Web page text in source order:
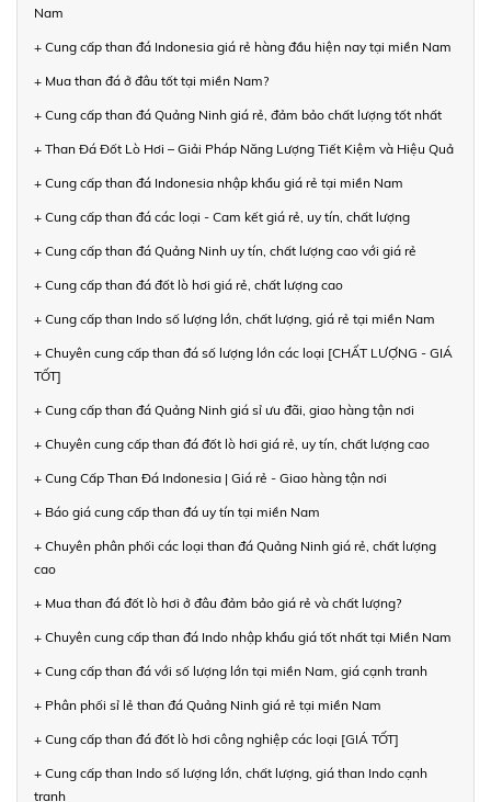
Nam
+ Cung cấp than đá Indonesia giá rẻ hàng đầu hiện nay tại miền Nam
+ Mua than đá ở đâu tốt tại miền Nam?
+ Cung cấp than đá Quảng Ninh giá rẻ, đảm bảo chất lượng tốt nhất
+ Than Đá Đốt Lò Hơi – Giải Pháp Năng Lượng Tiết Kiệm và Hiệu Quả
+ Cung cấp than đá Indonesia nhập khẩu giá rẻ tại miền Nam
+ Cung cấp than đá các loại - Cam kết giá rẻ, uy tín, chất lượng
+ Cung cấp than đá Quảng Ninh uy tín, chất lượng cao với giá rẻ
+ Cung cấp than đá đốt lò hơi giá rẻ, chất lượng cao
+ Cung cấp than Indo số lượng lớn, chất lượng, giá rẻ tại miền Nam
+ Chuyên cung cấp than đá số lượng lớn các loại [CHẤT LƯỢNG - GIÁ
TỐT]
+ Cung cấp than đá Quảng Ninh giá sỉ ưu đãi, giao hàng tận nơi
+ Chuyên cung cấp than đá đốt lò hơi giá rẻ, uy tín, chất lượng cao
+ Cung Cấp Than Đá Indonesia | Giá rẻ - Giao hàng tận nơi
+ Báo giá cung cấp than đá uy tín tại miền Nam
+ Chuyên phân phối các loại than đá Quảng Ninh giá rẻ, chất lượng
cao
+ Mua than đá đốt lò hơi ở đâu đảm bảo giá rẻ và chất lượng?
+ Chuyên cung cấp than đá Indo nhập khẩu giá tốt nhất tại Miền Nam
+ Cung cấp than đá với số lượng lớn tại miền Nam, giá cạnh tranh
+ Phân phối sỉ lẻ than đá Quảng Ninh giá rẻ tại miền Nam
+ Cung cấp than đá đốt lò hơi công nghiệp các loại [GIÁ TỐT]
+ Cung cấp than Indo số lượng lớn, chất lượng, giá than Indo cạnh
tranh